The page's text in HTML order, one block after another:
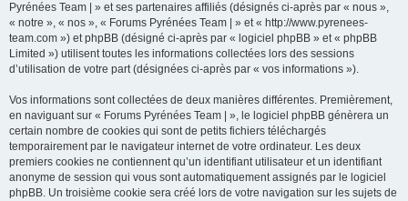
Pyrénées Team | » et ses partenaires affiliés (désignés ci-après par « nous »,
« notre », « nos », « Forums Pyrénées Team | » et « http://www.pyrenees-
team.com ») et phpBB (désigné ci-après par « logiciel phpBB » et « phpBB
Limited ») utilisent toutes les informations collectées lors des sessions
d’utilisation de votre part (désignées ci-après par « vos informations »).
Vos informations sont collectées de deux manières différentes. Premièrement,
en naviguant sur « Forums Pyrénées Team | », le logiciel phpBB génèrera un
certain nombre de cookies qui sont de petits fichiers téléchargés
temporairement par le navigateur internet de votre ordinateur. Les deux
premiers cookies ne contiennent qu’un identifiant utilisateur et un identifiant
anonyme de session qui vous sont automatiquement assignés par le logiciel
phpBB. Un troisième cookie sera créé lors de votre navigation sur les sujets de